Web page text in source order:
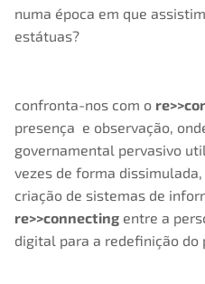
numa época em que
estátuas?
confronta-nos com o
presença e observação,
governamental pervasivo
vezes de forma
criação de sistemas de
re>>connecting entre a
digital para a redefinição do